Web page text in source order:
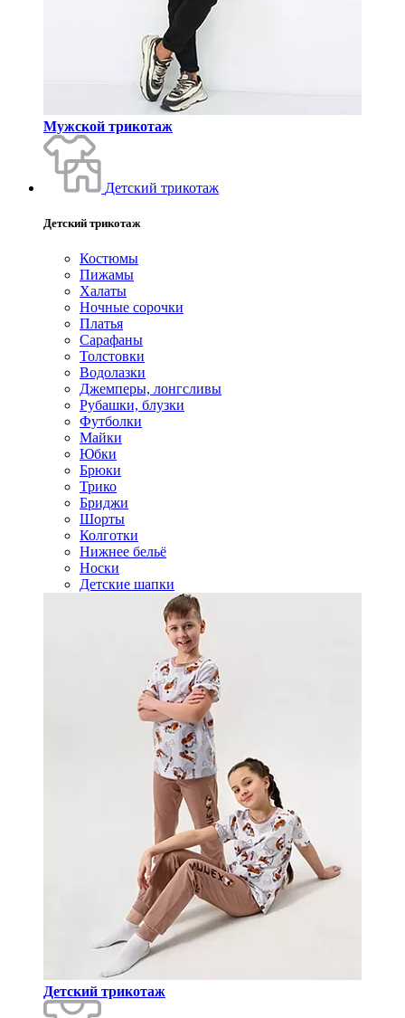
Мужской трикотаж
Детский трикотаж
Детский трикотаж
Костюмы
Пижамы
Халаты
Ночные сорочки
Платья
Сарафаны
Толстовки
Водолазки
Джемперы, лонгсливы
Рубашки, блузки
Футболки
Майки
Юбки
Брюки
Трико
Бриджи
Шорты
Колготки
Нижнее бельё
Носки
Детские шапки
Детский трикотаж